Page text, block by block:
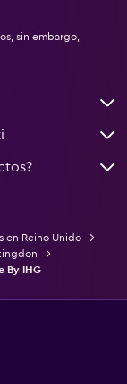
sin embargo,
en Reino Unido
By IHG